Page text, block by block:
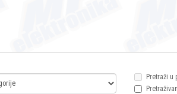
Pretraži u